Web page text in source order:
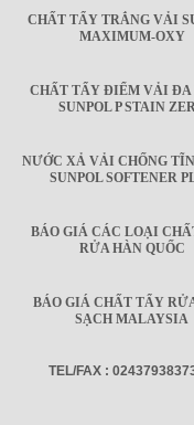
CHẤT TẨY TRẮNG VẢI
MAXIMUM-OXY
CHẤT TẨY ĐIỂM VẢI ĐA
SUNPOL P STAIN
NƯỚC XẢ VẢI CHỐNG
SUNPOL SOFTENER
BÁO GIÁ CÁC LOẠI
RỬA HÀN QUỐC
BÁO GIÁ CHẤT TẨY
SẠCH MALAYSIA
TEL/FAX :